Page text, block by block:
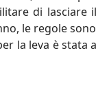
di lasciare
le regole
la leva è stata